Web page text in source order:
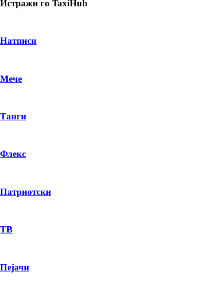
PRODUCT
ПЛАТИ ПРИ ДОСТАВА ВО КЕШ
Истражи го TaxiHub
Натписи
Мече
Танги
Флекс
Патриотски
ТВ
Пејачи